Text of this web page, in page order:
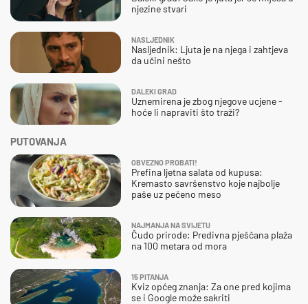
njezine stvari
NASLJEDNIK
Nasljednik: Ljuta je na njega i zahtjeva
da učini nešto
DALEKI GRAD
Uznemirena je zbog njegove ucjene -
hoće li napraviti što traži?
PUTOVANJA
OBVEZNO PROBATI!
Prefina ljetna salata od kupusa:
Kremasto savršenstvo koje najbolje
paše uz pečeno meso
NAJMANJA NA SVIJETU
Čudo prirode: Predivna pješčana plaža
na 100 metara od mora
15 PITANJA
Kviz općeg znanja: Za one pred kojima
se i Google može sakriti